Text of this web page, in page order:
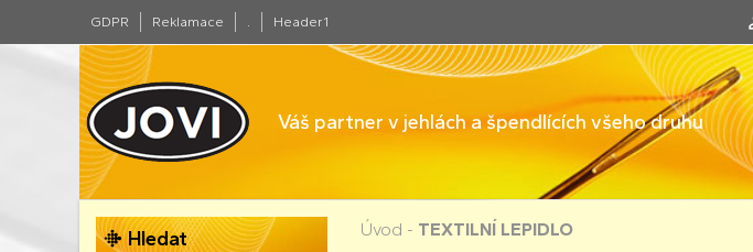
GDPR Reklamace . Header1
Váš partner v jehlách a špendlících všeho druhu
Hledat Úvod - TEXTILNÍ LEPIDLO